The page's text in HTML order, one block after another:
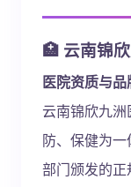
🏥 云南锦
医院资质与
云南锦欣九
防、保健为
部门颁发的